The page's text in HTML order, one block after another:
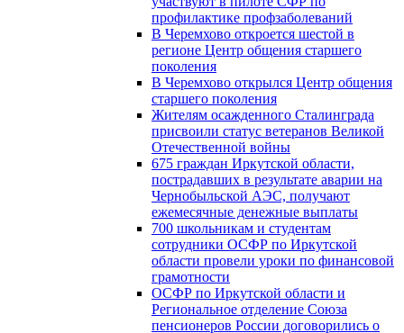
профилактике профзаболеваний
В Черемхово откроется шестой в
регионе Центр общения старшего
поколения
В Черемхово открылся Центр общения
старшего поколения
Жителям осажденного Сталинграда
присвоили статус ветеранов Великой
Отечественной войны
675 граждан Иркутской области,
пострадавших в результате аварии на
Чернобыльской АЭС, получают
ежемесячные денежные выплаты
700 школьникам и студентам
сотрудники ОСФР по Иркутской
области провели уроки по финансовой
грамотности
ОСФР по Иркутской области и
Региональное отделение Союза
пенсионеров России договорились о